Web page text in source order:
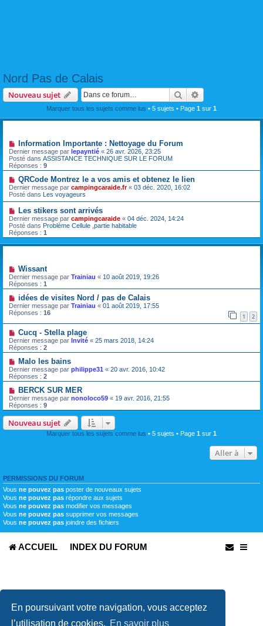
En poursuivant votre navigation, vous acceptez
l’utilisation de cookies. En savoir plus
Nord Pas de Calais
Nouveau sujet Rechercher
Marquer tous les sujets comme lus • 5 sujets • Page 1 sur 1
Information Importante : Nettoyage du Forum
Dernier message par lepayntié « 26 avr. 2026, 23:25
Posté dans ASSISTANCE TECHNIQUE SUR LE FORUM
Réponses : 9
QRCode Montrez le a vos amis et obtenez le lien
Dernier message par campingcaraide.fr« 03 déc. 2020, 16:02
Posté dans Les voyageurs
Les stikers sont arrivés
Dernier message par campingcaraide « 04 déc. 2024, 14:24
Posté dans Problème Cellule ,partie habitable
Réponses : 1
Wissant
Dernier message par Trainiau « 10 août 2019, 19:26
Réponses : 1
idées de visites Nord / pas de Calais
Dernier message par Trainiau « 01 août 2019, 17:55
Réponses : 16 1 2
Cucq - Stella plage
Dernier message par Invité « 25 mars 2018, 14:24
Réponses : 2
Malo les bains
Dernier message par philippe31 « 20 avr. 2016, 10:42
Réponses : 2
BERCK SUR MER
Dernier message par nonoloco59 « 19 avr. 2016, 21:55
Réponses : 9
Nouveau sujet
Marquer tous les sujets comme lus • 5 sujets • Page 1 sur 1
Aller à
PERMISSIONS DU FORUM
Vous ne pouvez pas poster de nouveaux sujets
Vous ne pouvez pas répondre aux sujets
Vous ne pouvez pas modifier vos messages
Vous ne pouvez pas supprimer vos messages
Vous ne pouvez pas joindre des fichiers
ACCUEIL INDEX DU FORUM